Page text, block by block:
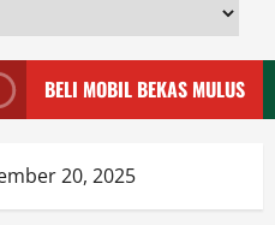
INFORMASI
BELI MOBIL BEKAS MULUS
20, 2025